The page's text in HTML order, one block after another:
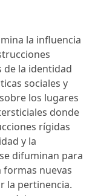
la influencia
de la identidad
sociales y
los lugares
donde
rígidas
y la
difuminan para
formas nuevas
la pertinencia.